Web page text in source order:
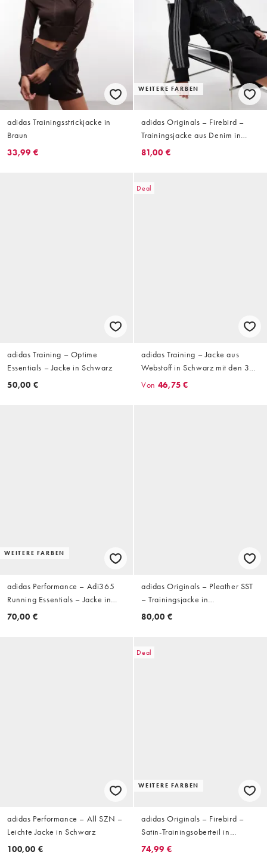
adidas Trainingsstrickjacke in
Braun
33,99 €
WEITERE FARBEN
adidas Originals – Firebird –
Trainingsjacke aus Denim in
Schwarz
81,00 €
adidas Training – Optime
Essentials – Jacke in Schwarz
50,00 €
Deal
adidas Training – Jacke aus
Webstoff in Schwarz mit den 3
Streifen
Von 46,75 €
WEITERE FARBEN
adidas Performance – Adi365
Running Essentials – Jacke in
Schwarz
70,00 €
adidas Originals – Pleather SST
– Trainingsjacke in
Schwarz/Kastanienbraun
80,00 €
adidas Performance – All SZN –
Leichte Jacke in Schwarz
100,00 €
Deal
WEITERE FARBEN
adidas Originals – Firebird –
Satin-Trainingsoberteil in
Schwarz mit Spitzensaum
74,99 €